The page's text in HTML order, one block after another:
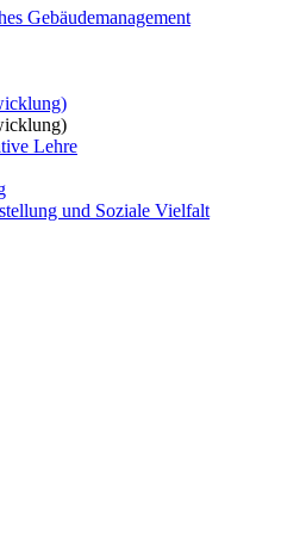
Gebäudemanagement
Lehre
und Soziale Vielfalt